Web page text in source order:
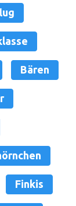
Bären
Finkis